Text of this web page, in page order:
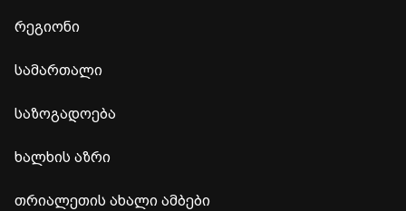
რეგიონი
სამართალი
საზოგადოება
ხალხის აზრი
თრიალეთის ახალი ამბები